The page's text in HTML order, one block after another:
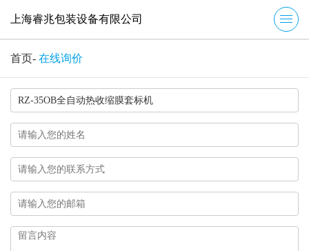
上海睿兆包装设备有限公司
首页- 在线询价